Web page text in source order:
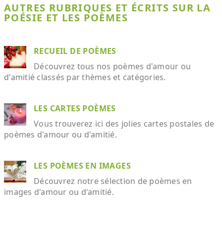
AUTRES RUBRIQUES ET ÉCRITS SUR LA
POÉSIE ET LES POÈMES
RECUEIL DE POÈMES
Découvrez tous nos poèmes d'amour ou
d'amitié classés par thèmes et catégories.
LES CARTES POÈMES
Vous trouverez ici des jolies cartes postales de
poèmes d'amour ou d'amitié.
LES POÈMES EN IMAGES
Découvrez notre sélection de poèmes en
images d'amour ou d'amitié.